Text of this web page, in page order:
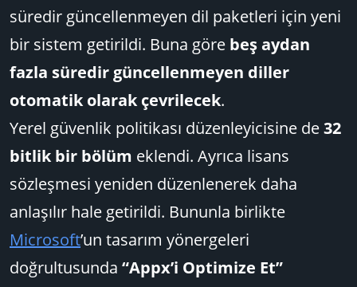
süredir güncellenmeyen dil paketleri için yeni
bir sistem getirildi. Buna göre beş aydan
fazla süredir güncellenmeyen diller
otomatik olarak çevrilecek.
Yerel güvenlik politikası düzenleyicisine de32
bitlik bir bölüm eklendi. Ayrıca lisans
sözleşmesi yeniden düzenlenerek daha
anlaşılır hale getirildi. Bununla birlikte
Microsoft’un tasarım yönergeleri
doğrultusunda “Appx’i Optimize Et”